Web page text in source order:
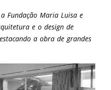
Fundação Maria Luisa e
e o design de
a obra de grandes